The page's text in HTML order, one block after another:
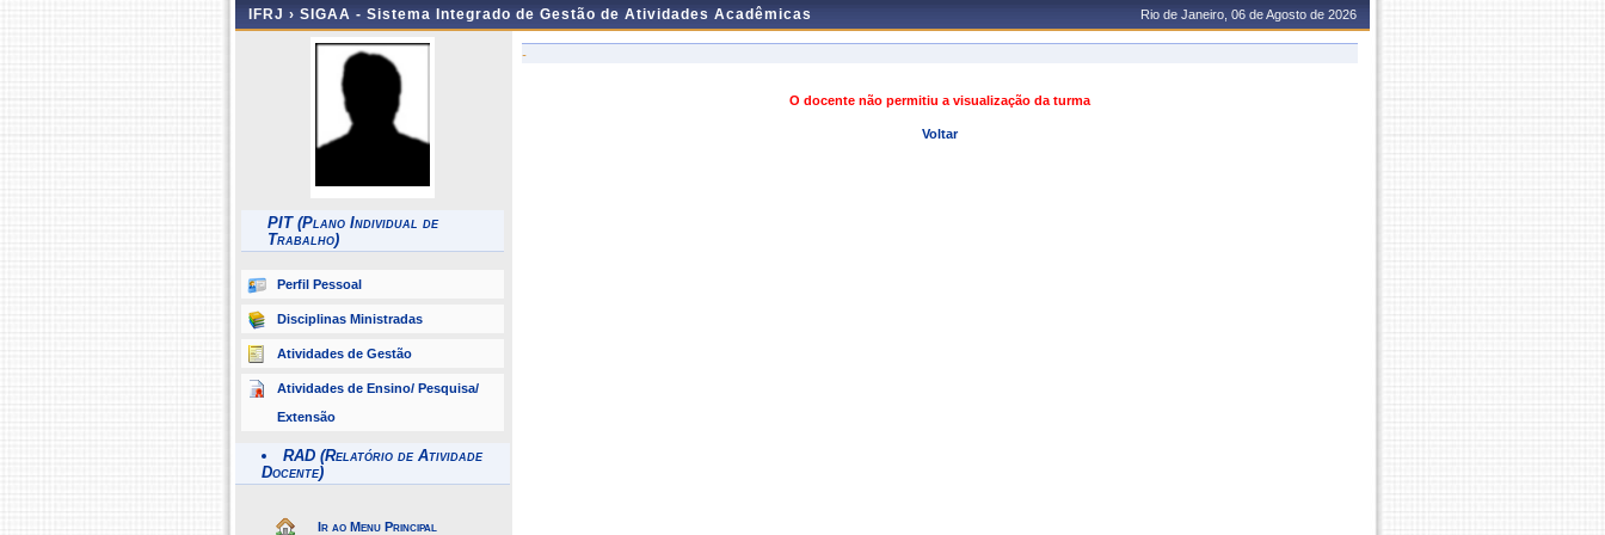
IFRJ › SIGAA - Sistema Integrado de Gestão de Atividades Acadêmicas Rio de Janeiro, 06 de Agosto de 2026
PIT (Plano Individual de
Trabalho)
Perfil Pessoal
Disciplinas Ministradas
Atividades de Gestão
Atividades de Ensino/ Pesquisa/
Extensão
RAD (Relatório de Atividade
Docente)
Ir ao Menu Principal
-
O docente não permitiu a visualização da turma
Voltar